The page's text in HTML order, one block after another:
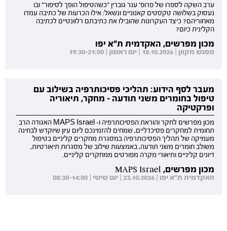
ערב השקה לספרו של פרופ' ענר גוברין "כשהטיפול הופך לסיפור" ובו
נעסוק בשלושה טקסטים קאנוניים ונשאל: אילו הכרעות של כתיבה עמדו
מאחוריהם? כיצד העקרונות שהובילו את כתיבתם רלוונטיים לכתיבה
הקלינית כיום?
מכון מפרשים, האקדמית ת"א יפו
מפגש מקוון | 18.10.2026 | יום ראשון | 19:30-21:00
מעבר לסף הידוע: תהליכי פסיכותרפיה בשילוב עם
טיפול בחומרים משני תודעה - מחקר, תיאוריה
ופרקטיקה
מכון מפרשים לחקר והוראת הפסיכותרפיה ו- MAPS Israel האגודה הרב
תחומית למחקרים פסיכדליים, שמחים להזמינכם ליום עיון שיוקדש לבחינה
מעמיקה של תהליך הפסיכותרפיה במסגרת מחקרים קליניים בטיפול
משולב חומרים משני תודעה, באמצעות שילוב של מסגרות תיאורטיות,
דיונים קליניים ותיאורי מקרה מפורטים ממחקרים קליניים.
מכון מפרשים, MAPS Israel
האקדמית ת"א יפו | 23.10.2026 | יום שישי | 08:30-14:00